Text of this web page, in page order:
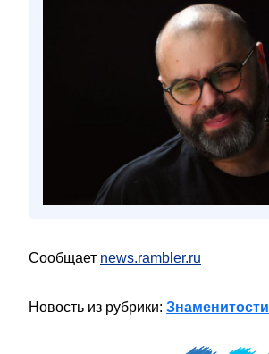
Сообщает news.rambler.ru
Новость из рубрики: Знаменитости